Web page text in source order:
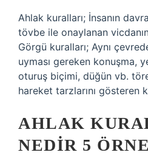
Ahlak kuralları; İnsanın
tövbe ile onaylanan
Görgü kuralları; Aynı
uyması gereken konuşma,
oturuş biçimi, düğün vb.
hareket tarzlarını gösteren
AHLAK
NEDIR 5